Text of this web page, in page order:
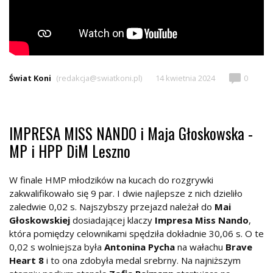
Świat Koni (redakcja@swiatkoni.pl) 14 kwietnia 2024 0
IMPRESA MISS NANDO i Maja Głoskowska -
MP i HPP DiM Leszno
W finale HMP młodzików na kucach do rozgrywki
zakwalifikowało się 9 par. I dwie najlepsze z nich dzieliło
zaledwie 0,02 s. Najszybszy przejazd należał do Mai
Głoskowskiej dosiadającej klaczy Impresa Miss Nando,
która pomiędzy celownikami spędziła dokładnie 30,06 s. O te
0,02 s wolniejsza była Antonina Pycha na wałachu Brave
Heart 8 i to ona zdobyła medal srebrny. Na najniższym